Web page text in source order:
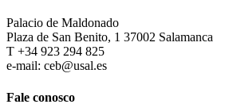
Palacio de Maldonado
Plaza de San Benito, 1 37002 Salamanca
T +34 923 294 825
e-mail: ceb@usal.es
Fale conosco